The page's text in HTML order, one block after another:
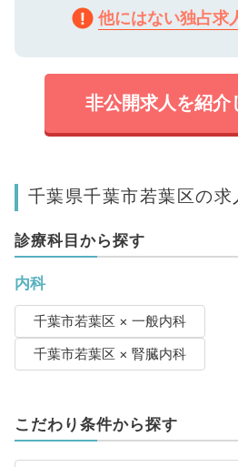
他にはない独占求
非公開求人を紹介
千葉県千葉市若葉区の求
診療科目から探す
内科
千葉市若葉区 × 一般内科
千葉市若葉区 × 腎臓内科
こだわり条件から探す